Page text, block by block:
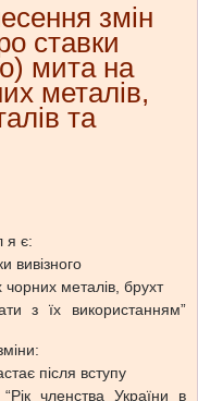
змін
ставки
мита на
металів,
та
я є:
вивізного
металів, брухт
з їх використанням”
після вступу
членства України в